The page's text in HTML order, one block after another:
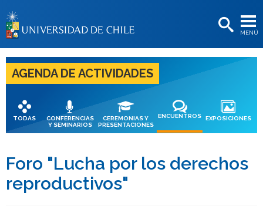
MENÚ
BIBLIOTECAS
LA UNIVERSIDAD
Postulantes
Estudiantes
Académicas/os
Funcionarias/os
Egresadas/os
AGENDA DE ACTIVIDADES
TODAS
CONFERENCIAS
Y SEMINARIOS
CEREMONIAS Y
PRESENTACIONES
ENCUENTROS EXPOSICIONES
Foro "Lucha por los derechos
reproductivos"